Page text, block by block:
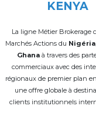
KENYA
La ligne Métier Brokerage
Marchés Actions du
Ghana à travers des
commerciaux avec des
régionaux de premier plan
une offre globale à
clients institutionnels